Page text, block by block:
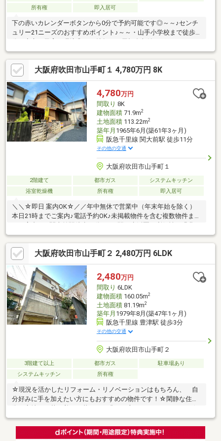
所有権
即入居可
下の赤いカレンダーボタンから0分で予約可能です◎～～♪センチ
ュリー21ニーズのおすすめポイント♪～～・山手小学校まで徒歩4
で、物が多いご家庭でも安心ですよ・6帖以上の居室が5部屋 ゆ
とりある室内です・水回り家事動線スムーズ◎・全居室採光確保
でき、明るい室内◇充実した周辺環境・ファミリーマートまで徒
歩3分・ライフまで徒歩10分・ウェルシアまで徒歩9分・内科まで
徒歩6分◇交通アクセス・阪急千里線「関大前」駅まで徒歩11
分・JR東海道線「吹田」駅まで徒歩19分
大阪府吹田市山手町１ 4,780万円 8K
4,780万円
間取り 8K
建物面積71.9m2
土地面積113.22m2
築年月 1965年6月(築61年3ヶ月)
阪急千里線 関大前駅 徒歩11分
その他の交通
大阪府吹田市山手町１
2階建て 都市ガス
システムキッチン
浴室乾燥機
所有権 即入居可
＼＼☆即日 案内OK☆／／年中無休で営業中（年末年始を除く）
本日21時までご案内♪電話予約OK♪未掲載物件を含む複数物件まと
めて案内OK♪関大前駅徒歩11分など3駅が生活圏の利便性と緑豊か
な落ち着いた住環境が魅力の戸建です◎「8K」の豊富な部屋数に
加え、20.6帖の大容量の屋根裏収納付き！お子様の成長に合わせ
た子供部屋の確保や、在宅ワーク、趣味の部屋など自由自在にレ
イアウト可能です♪リフォーム・リノベーションプランご用意でき
ます！事例を見ながらのご相談もOK！お気軽にご相談ください♪
中古物件の気になるポイントも専門スタッフが分かりやすく丁寧
にご説明・サポートいたします！
大阪府吹田市山手町２ 2,480万円 6LDK
2,480万円
間取り 6LDK
建物面積160.05m2
土地面積81.19m2
築年月 1979年8月(築47年1ヶ月)
阪急千里線 豊津駅 徒歩3分
その他の交通
大阪府吹田市山手町２
3階建て以上 都市ガス
駐車場あり
システムキッチン
所有権
☆現況を活かしたリフォーム・リノベーションはもちろん、 自
分好みに手を加えたい方にもおすすめの物件です！☆閑静な住宅
阪急千里線「豊津」駅徒歩3分で通勤・通学に便利な立地！☆理
想の住まいづくりを、この立地から始めませんか！！～周辺環境
の良さと利便性を兼ね備え、長く安心して暮らせるエリア～■阪